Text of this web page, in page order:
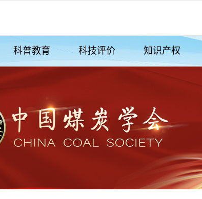
科普教育 科技评价 知识产权